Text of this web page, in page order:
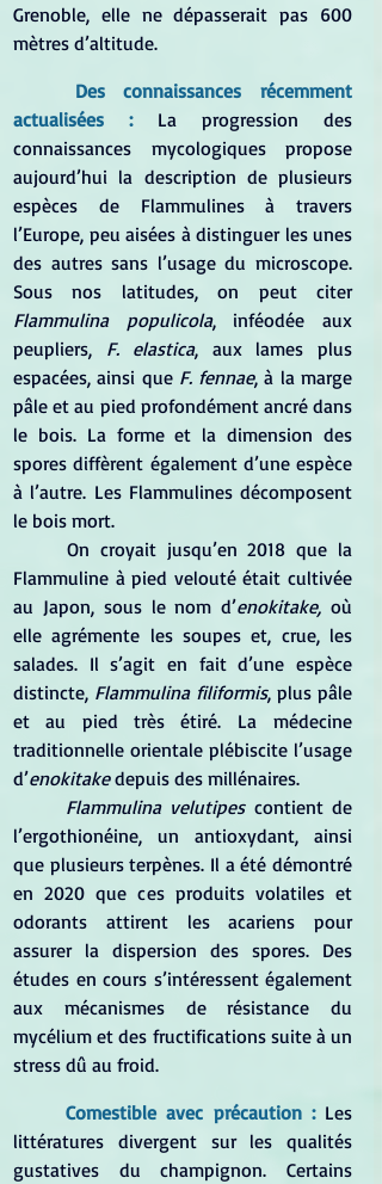
Grenoble, elle ne dépasserait pas 600
mètres d’altitude.
Des connaissances récemment
actualisées : La progression des
connaissances mycologiques propose
aujourd’hui la description de plusieurs
espèces de Flammulines à travers
l’Europe, peu aisées à distinguer les unes
des autres sans l’usage du microscope.
Sous nos latitudes, on peut citer
Flammulina populicola, inféodée aux
peupliers, F. elastica, aux lames plus
espacées, ainsi que F. fennae, à la marge
pâle et au pied profondément ancré dans
le bois. La forme et la dimension des
spores diffèrent également d’une espèce
à l’autre. Les Flammulines décomposent
le bois mort.
Flammuline à pied velouté était cultivée
au Japon, sous le nom d’enokitake, où
elle agrémente les soupes et, crue, les
salades. Il s’agit en fait d’une espèce
distincte, Flammulina filiformis, plus pâle
et au pied très étiré. La médecine
traditionnelle orientale plébiscite l’usage
d’enokitake depuis des millénaires.
	Flammulina velutipes
contient de
l’ergothionéine, un antioxydant, ainsi
que plusieurs terpènes. Il a été démontré
en 2020 que ces produits volatiles et
odorants attirent les acariens pour
assurer la dispersion des spores. Des
études en cours s’intéressent également
aux mécanismes de résistance du
mycélium et des fructifications suite à un
stress dû au froid.
Comestible avec précaution : Les
littératures divergent sur les qualités
gustatives du champignon. Certains